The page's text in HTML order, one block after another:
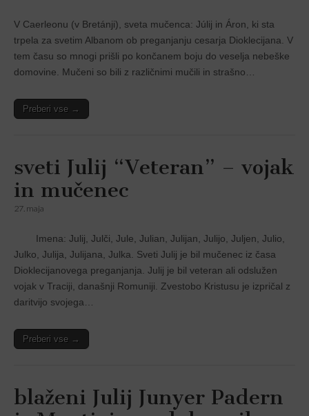
V Caerleonu (v Bretánji), sveta mučenca: Júlij in Áron, ki sta
trpela za svetim Albanom ob preganjanju cesarja Dioklecijana. V
tem času so mnogi prišli po končanem boju do veselja nebeške
domovine. Mučeni so bili z različnimi mučili in strašno…
Preberi vse →
sveti Julij “Veteran” – vojak
in mučenec
27. maja
Imena: Julij, Julči, Jule, Julian, Julijan, Julijo, Juljen, Julio,
Julko, Julija, Julijana, Julka. Sveti Julij je bil mučenec iz časa
Dioklecijanovega preganjanja. Julij je bil veteran ali odslužen
vojak v Traciji, današnji Romuniji. Zvestobo Kristusu je izpričal z
daritvijo svojega…
Preberi vse →
blaženi Julij Junyer Padern